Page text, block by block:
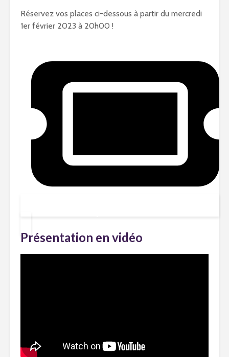
Réservez vos places ci-dessous à partir du mercredi
1er février 2023 à 20h00 !
Présentation en vidéo